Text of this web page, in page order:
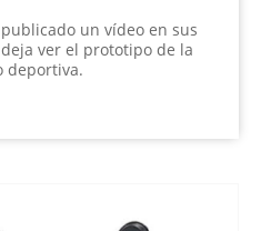
un vídeo en sus
ver el prototipo de la
deportiva.